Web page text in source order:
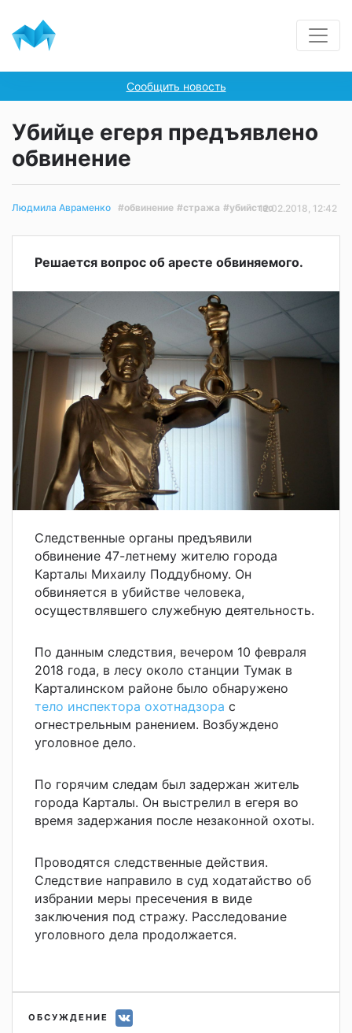
Сообщить новость
Убийце егеря предъявлено
обвинение
Людмила Авраменко #обвинение #стража #убийство12.02.2018, 12:42
Решается вопрос об аресте обвиняемого.
Следственные органы предъявили
обвинение 47-летнему жителю города
Карталы Михаилу Поддубному. Он
обвиняется в убийстве человека,
осуществлявшего служебную деятельность.
По данным следствия, вечером 10 февраля
2018 года, в лесу около станции Тумак в
Карталинском районе было обнаружено
тело инспектора охотнадзора с
огнестрельным ранением. Возбуждено
уголовное дело.
По горячим следам был задержан житель
города Карталы. Он выстрелил в егеря во
время задержания после незаконной охоты.
Проводятся следственные действия.
Следствие направило в суд ходатайство об
избрании меры пресечения в виде
заключения под стражу. Расследование
уголовного дела продолжается.
ОБСУЖДЕНИЕ